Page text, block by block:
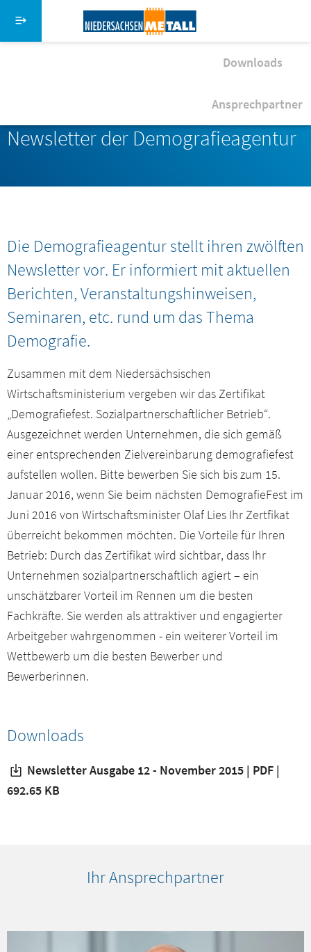
Direkt zum Inhalt
Menü schließen
Hauptmenü NiedersachsenMetall
Über uns
Serviceangebote
Stiftung
Presseservice
Veranstaltungen
Kontakt
Mitgliederbereich
Newsletter der Demografieagentur
Downloads
Ansprechpartner
Die Demografieagentur stellt ihren zwölften
Newsletter vor. Er informiert mit aktuellen
Berichten, Veranstaltungshinweisen,
Seminaren, etc. rund um das Thema
Demografie.
Zusammen mit dem Niedersächsischen
Wirtschaftsministerium vergeben wir das Zertifikat
„Demografiefest. Sozialpartnerschaftlicher Betrieb“.
Ausgezeichnet werden Unternehmen, die sich gemäß
einer entsprechenden Zielvereinbarung demografiefest
aufstellen wollen. Bitte bewerben Sie sich bis zum 15.
Januar 2016, wenn Sie beim nächsten DemografieFest im
Juni 2016 von Wirtschaftsminister Olaf Lies Ihr Zertfikat
überreicht bekommen möchten. Die Vorteile für Ihren
Betrieb: Durch das Zertifikat wird sichtbar, dass Ihr
Unternehmen sozialpartnerschaftlich agiert – ein
unschätzbarer Vorteil im Rennen um die besten
Fachkräfte. Sie werden als attraktiver und engagierter
Arbeitgeber wahrgenommen - ein weiterer Vorteil im
Wettbewerb um die besten Bewerber und
Bewerberinnen.
Downloads
Newsletter Ausgabe 12 - November 2015 | PDF |
692.65 KB
Ihr Ansprechpartner